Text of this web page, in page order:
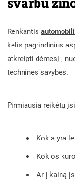
Renkantis
kelis pagrindinius
atkreipti dėmesį į
technines savybes.
Pirmiausia reikėtų
Kokia yra
Kokios
Ar į kainą